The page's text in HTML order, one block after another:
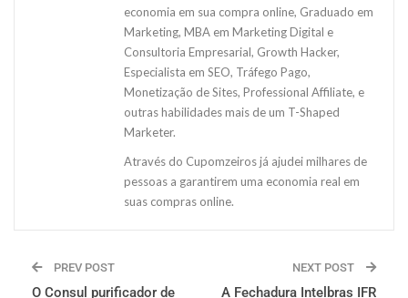
economia em sua compra online, Graduado em
Marketing, MBA em Marketing Digital e
Consultoria Empresarial, Growth Hacker,
Especialista em SEO, Tráfego Pago,
Monetização de Sites, Professional Affiliate, e
outras habilidades mais de um T-Shaped
Marketer.
Através do Cupomzeiros já ajudei milhares de
pessoas a garantirem uma economia real em
suas compras online.
PREV POST
O Consul purificador de
NEXT POST
A Fechadura Intelbras IFR